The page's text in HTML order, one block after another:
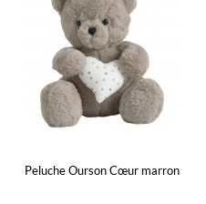
Peluche Ourson Cœur marron